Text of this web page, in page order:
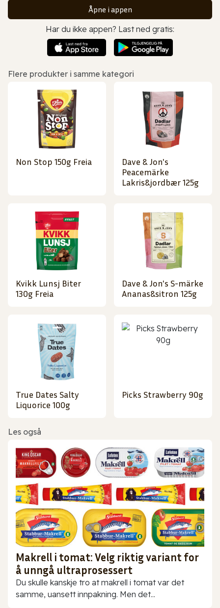
Åpne i appen
Har du ikke appen? Last ned gratis:
Flere produkter i samme kategori
Non Stop 150g Freia
Dave & Jon's
Peacemärke
Lakris&jordbær 125g
Kvikk Lunsj Biter
130g Freia
Dave & Jon's S-märke
Ananas&sitron 125g
True Dates Salty
Liquorice 100g
Picks Strawberry 90g
Les også
Makrell i tomat: Velg riktig variant for
å unngå ultraprosessert
Du skulle kanskje tro at makrell i tomat var det
samme, uansett innpakning. Men det...